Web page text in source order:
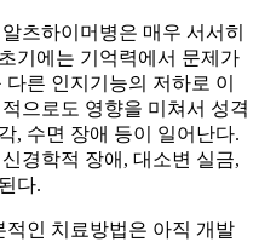
츠하이머병은 매우 서서히
기에는 기억력에서 문제가
른 인지기능의 저하로 이
으로도 영향을 미쳐서 성격
, 수면 장애 등이 일어난다.
경학적 장애, 대소변 실금,
다.
인 치료방법은 아직 개발